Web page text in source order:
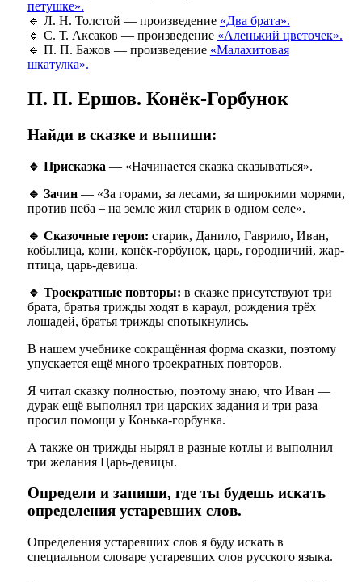
петушке».
🔹 Л. Н. Толстой — произведение «Два брата».
🔹 С. Т. Аксаков — произведение «Аленький цветочек».
🔹 П. П. Бажов — произведение «Малахитовая
шкатулка».
П. П. Ершов. Конёк-Горбунок
Найди в сказке и выпиши:
🔹 Присказка — «Начинается сказка сказываться».
🔹 Зачин— «За горами, за лесами, за широкими морями,
против неба – на земле жил старик в одном селе».
🔹 Сказочные герои: старик, Данило, Гаврило, Иван,
кобылица, кони, конёк-горбунок, царь, городничий, жар-
птица, царь-девица.
🔹 Троекратные повторы: в сказке присутствуют три
брата, братья трижды ходят в караул, рождения трёх
лошадей, братья трижды спотыкнулись.
В нашем учебнике сокращённая форма сказки, поэтому
упускается ещё много троекратных повторов.
Я читал сказку полностью, поэтому знаю, что Иван —
дурак ещё выполнял три царских задания и три раза
просил помощи у Конька-горбунка.
А также он трижды нырял в разные котлы и выполнил
три желания Царь-девицы.
Определи и запиши, где ты будешь искать
определения устаревших слов.
Определения устаревших слов я буду искать в
специальном словаре устаревших слов русского языка.